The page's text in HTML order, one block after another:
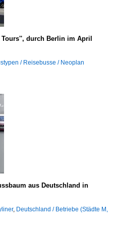
Tours'', durch Berlin im April
/ Reisebusse / Neoplan
aus Deutschland in
, Deutschland / Betriebe (Städte M,